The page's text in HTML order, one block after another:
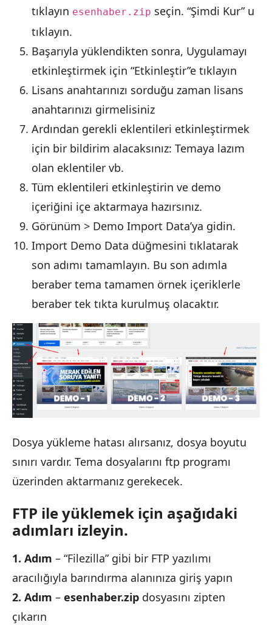
tıklayın esenhaber.zip seçin. “Şimdi Kur” u
tıklayın.
Başarıyla yüklendikten sonra, Uygulamayı
etkinleştirmek için “Etkinleştir”e tıklayın
Lisans anahtarınızı sorduğu zaman lisans
anahtarınızı girmelisiniz
Ardından gerekli eklentileri etkinleştirmek
için bir bildirim alacaksınız: Temaya lazım
olan eklentiler vb.
Tüm eklentileri etkinleştirin ve demo
içeriğini içe aktarmaya hazırsınız.
Görünüm > Demo Import Data’ya gidin.
Import Demo Data düğmesini tıklatarak
son adımı tamamlayın. Bu son adımla
beraber tema tamamen örnek içeriklerle
beraber tek tıkta kurulmuş olacaktır.
Dosya yükleme hatası alırsanız, dosya boyutu
sınırı vardır. Tema dosyalarını ftp programı
üzerinden aktarmanız gerekecek.
FTP ile yüklemek için aşağıdaki
adımları izleyin.
1. Adım – “Filezilla” gibi bir FTP yazılımı
aracılığıyla barındırma alanınıza giriş yapın
2. Adım – esenhaber.zip dosyasını zipten
çıkarın